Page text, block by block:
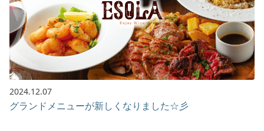
2024.12.07
グランドメニューが新しくなりました☆彡